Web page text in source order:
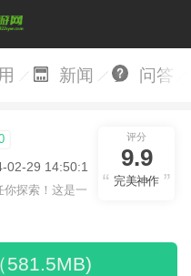
新闻 问答
29 14:50:11
你探索！这是一
评分
9.9
完美神作
581.5MB)